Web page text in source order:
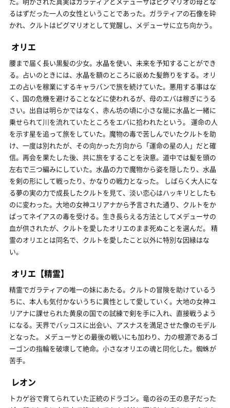
るはずだった一人の女性ということであった。ガラティアの石像を砕
かれ、クルトはピグマリオとして覚醒し、メデューサに立ち向かう。
オリエ
腰まで届く長い黒髪の少女。水晶を使い、未来を予知することができ
る。占いのときには、水晶を額のところに嵌めた髪飾りをする。オリ
エの占いを稼業にするキャラバンで旅を続けていた。悪用する事はな
く、国の危機を避けることなどに使われるが、母のエバは稼ぎにうる
さい。出自は明らかではなく、赤ん坊の頃に小さな籠に水晶と一緒に
乗せられて川を流れていたところをエバに拾われたという。 運命の人
を示す星を追って旅をしていた。魔物の毒で苦しんでいたクルトを助
け、一度は別れたが、その向かった方向から「運命の星の人」だと確
信。再会を果たした後、共に旅をすることを決意。道中では髪を頭の
左右で三つ編みにしていた。水晶の力で魔物から姿を隠したり、水晶
を剣の形にして戦ったり、かなりの戦力となった。 しばらく大人にな
る夢の実の力で成長したクルトを見て、淡い恋心はハッキリとしたも
のに変わった。大地の女神ユリアナから予言された通り、クルトをか
ばってネイアスの毒を受ける。生き長らえる方法としてメデューサの
血が供されたが、クルトを愛したオリエのまま死ぬことを選んだ。 精
霊のオリエとは同名で、クルトを愛したこと以外に特別な因縁はな
い。
オリエ【精霊】
精霊でガラティアの唯一の妹にあたる。クルトの冒険を助けているう
ちに、本人も気付かないうちに異性として愛していく。大地の女神ユ
リアナに課せられた黄泉の国での試練で剣を手に入れ、直接戦うよう
になる。天界でバッコスに出会い、アスナスを満足させた像のモデル
となった。 メデューサとの最後の戦いにも加わり、力の根源であるゴ
ーゴンの指輪を破壞して絶命。小さなオリエの魂と同化した。蜘蛛が
苦手。
レオン
トカゲ谷で育てられていた正統のドラゴン。竜の谷の王の息子だった